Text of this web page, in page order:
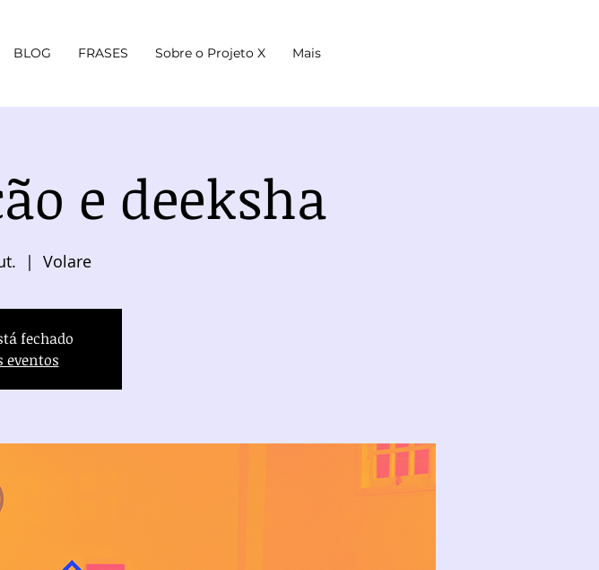
BLOG FRASES Sobre o Projeto X Mais
e deeksha
  |
Volare
fechado
eventos